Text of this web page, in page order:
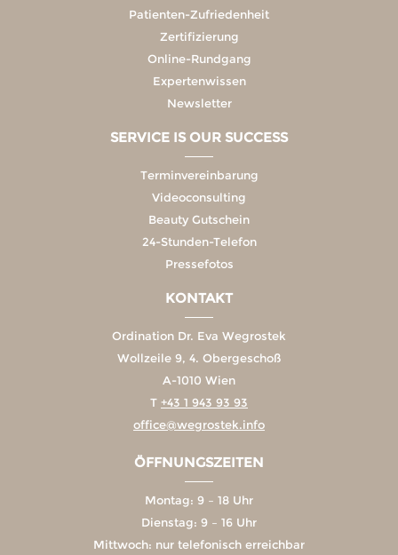
Patienten-Zufriedenheit
Zertifizierung
Online-Rundgang
Expertenwissen
Newsletter
SERVICE IS OUR SUCCESS
Terminvereinbarung
Videoconsulting
Beauty Gutschein
24-Stunden-Telefon
Pressefotos
KONTAKT
Ordination Dr. Eva Wegrostek
Wollzeile 9, 4. Obergeschoß
A-1010 Wien
T +43 1 943 93 93
office@wegrostek.info
ÖFFNUNGSZEITEN
Montag: 9 – 18 Uhr
Dienstag: 9 – 16 Uhr
Mittwoch: nur telefonisch erreichbar